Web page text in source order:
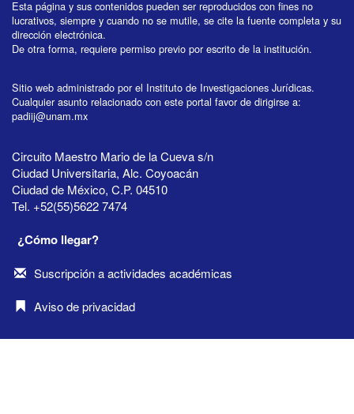
Esta página y sus contenidos pueden ser reproducidos con fines no
lucrativos, siempre y cuando no se mutile, se cite la fuente completa y su
dirección electrónica.
De otra forma, requiere permiso previo por escrito de la institución.
Sitio web administrado por el Instituto de Investigaciones Jurídicas.
Cualquier asunto relacionado con este portal favor de dirigirse a:
padiij@unam.mx
Circuito Maestro Mario de la Cueva s/n
Ciudad Universitaria, Alc. Coyoacán
Ciudad de México, C.P. 04510
Tel. +52(55)5622 7474
¿Cómo llegar?
Suscripción a actividades académicas
Aviso de privacidad